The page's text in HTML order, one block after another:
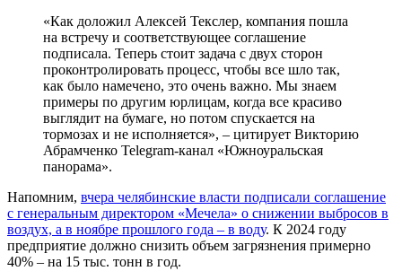
«Как доложил Алексей Текслер, компания пошла
на встречу и соответствующее соглашение
подписала. Теперь стоит задача с двух сторон
проконтролировать процесс, чтобы все шло так,
как было намечено, это очень важно. Мы знаем
примеры по другим юрлицам, когда все красиво
выглядит на бумаге, но потом спускается на
тормозах и не исполняется», – цитирует Викторию
Абрамченко Telegram-канал «Южноуральская
панорама».
Напомним, вчера челябинские власти подписали соглашение
с генеральным директором «Мечела» о снижении выбросов в
воздух, а в ноябре прошлого года – в воду. К 2024 году
предприятие должно снизить объем загрязнения примерно
40% – на 15 тыс. тонн в год.